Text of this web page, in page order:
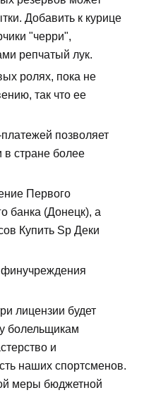
Добавить к курице
"черри",
репчатый лук.
ролях, пока не
так что ее
позволяет
в стране более
Первого
банка (Донецк), а
Купить Sp Деки
финучреждения
лицензии будет
болельщикам
и
наших спортсменов.
меры бюджетной